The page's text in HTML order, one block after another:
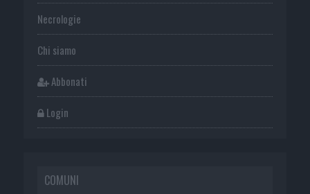
Necrologie
Chi siamo
Abbonati
Login
COMUNI